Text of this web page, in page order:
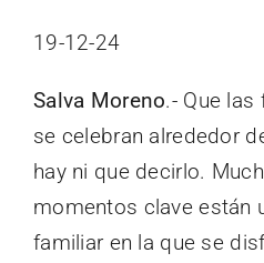
19-12-24
Salva Moreno.- Que
se celebran alrededor
hay ni que decirlo.
momentos clave están
familiar en la que se